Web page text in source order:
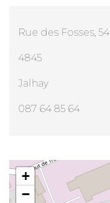
Rue des Fosses, 54
4845
Jalhay
087 64 85 64
Mr Leon Galet
+
−